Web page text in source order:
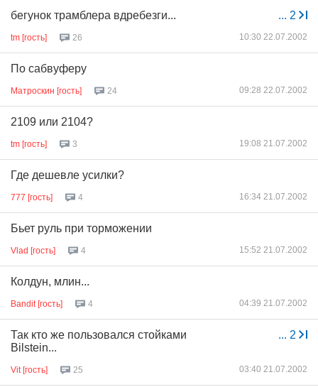
... 2
бегунок трамблера вдребезги...
tm [гость] 26 10:30 22.07.2002
По сабвуферу
Матроскин [гость] 24 09:28 22.07.2002
2109 или 2104?
tm [гость] 3 19:08 21.07.2002
Где дешевле усилки?
777 [гость] 4 16:34 21.07.2002
Бьет руль при торможении
Vlad [гость] 4 15:52 21.07.2002
Колдун, млин...
Bandit [гость] 4 04:39 21.07.2002
... 2
Так кто же пользовался стойками
Bilstein...
Vit [гость] 25 03:40 21.07.2002